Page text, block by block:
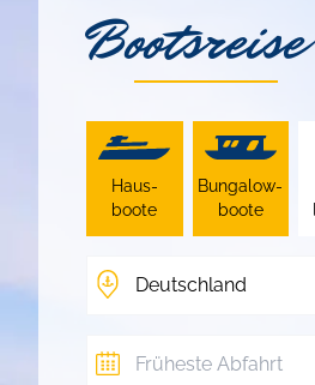
Bootsreise
Haus­
boote
Bungalow­
boote